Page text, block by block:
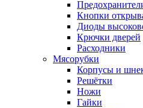
Кнопки
Диоды
Крючки дверей
Расходники
Мясорубки
Корпусы и
Решётки
Ножи
Гайки